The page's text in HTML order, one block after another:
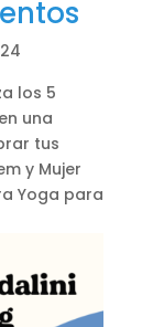
los 5
una
tus
y Mujer
Yoga para